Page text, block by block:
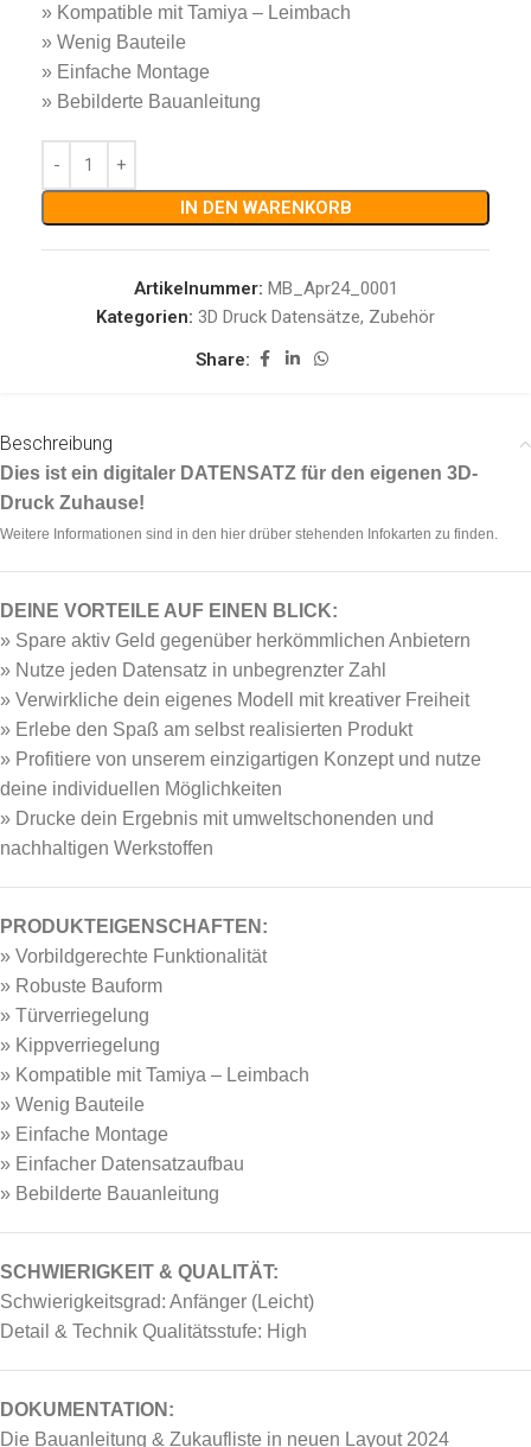
» Kompatible mit Tamiya – Leimbach
» Wenig Bauteile
» Einfache Montage
» Bebilderte Bauanleitung
IN DEN WARENKORB
Artikelnummer: MB_Apr24_0001
Kategorien: 3D Druck Datensätze, Zubehör
Share:
Beschreibung
Dies ist ein digitaler DATENSATZ für den eigenen 3D-
Druck Zuhause!
Weitere Informationen sind in den hier drüber stehenden Infokarten zu finden.
DEINE VORTEILE AUF EINEN BLICK:
» Spare aktiv Geld gegenüber herkömmlichen Anbietern
» Nutze jeden Datensatz in unbegrenzter Zahl
» Verwirkliche dein eigenes Modell mit kreativer Freiheit
» Erlebe den Spaß am selbst realisierten Produkt
» Profitiere von unserem einzigartigen Konzept und nutze
deine individuellen Möglichkeiten
» Drucke dein Ergebnis mit umweltschonenden und
nachhaltigen Werkstoffen
PRODUKTEIGENSCHAFTEN:
» Vorbildgerechte Funktionalität
» Robuste Bauform
» Türverriegelung
» Kippverriegelung
» Kompatible mit Tamiya – Leimbach
» Wenig Bauteile
» Einfache Montage
» Einfacher Datensatzaufbau
» Bebilderte Bauanleitung
SCHWIERIGKEIT & QUALITÄT:
Schwierigkeitsgrad: Anfänger (Leicht)
Detail & Technik Qualitätsstufe: High
DOKUMENTATION:
Die Bauanleitung & Zukaufliste in neuen Layout 2024